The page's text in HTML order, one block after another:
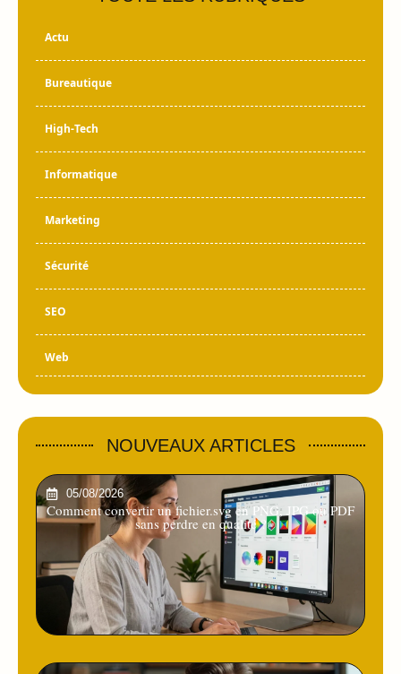
Actu
Bureautique
High-Tech
Informatique
Marketing
Sécurité
SEO
Web
NOUVEAUX ARTICLES
05/08/2026
Comment convertir un fichier.svg en PNG, JPG ou PDF
sans perdre en qualité ?